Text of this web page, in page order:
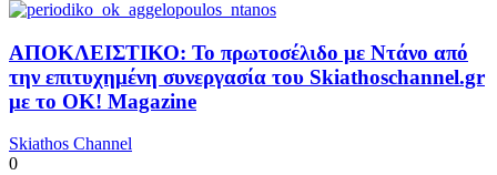
ΑΠΟΚΛΕΙΣΤΙΚΟ: Το πρωτοσέλιδο με Ντάνο από
την επιτυχημένη συνεργασία του Skiathoschannel.gr
με το OK! Magazine
Skiathos Channel
0